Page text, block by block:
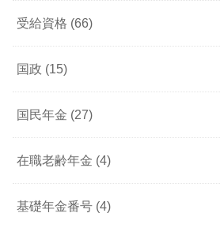
受給資格 (66)
国政 (15)
国民年金 (27)
在職老齢年金 (4)
基礎年金番号 (4)